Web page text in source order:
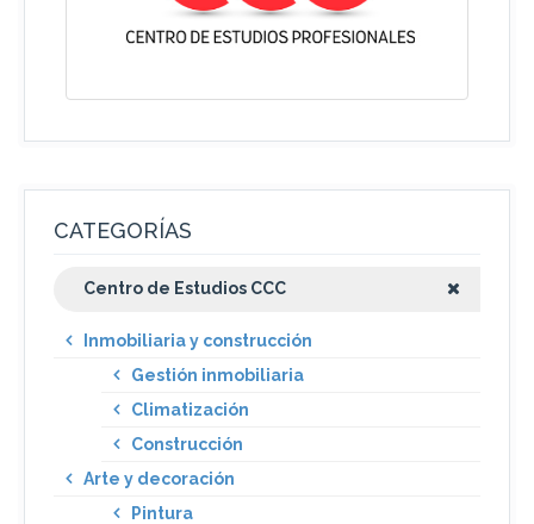
CATEGORÍAS
Centro de Estudios CCC
Inmobiliaria y construcción
Gestión inmobiliaria
Climatización
Construcción
Arte y decoración
Pintura